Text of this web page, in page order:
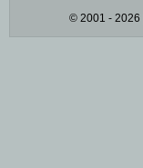
© 2001 - 2026 |